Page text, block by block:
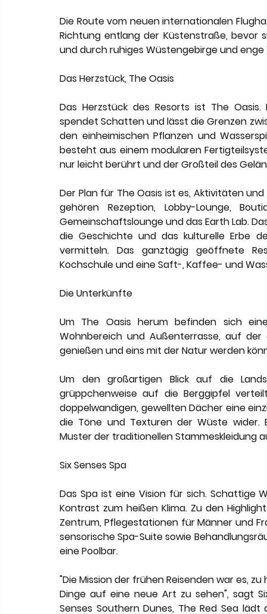
Die Route vom neuen internationalen
Richtung entlang der Küstenstraße, bevor
und durch ruhiges Wüstengebirge und enge
Das Herzstück, The Oasis
Das Herzstück des Resorts ist The
spendet Schatten und lässt die Grenzen
den einheimischen Pflanzen und
besteht aus einem modularen
nur leicht berührt und der Großteil des
Der Plan für The Oasis ist es, Aktivitäten
gehören Rezeption, Lobby-Lounge,
Gemeinschaftslounge und das Earth Lab.
die Geschichte und das kulturelle Erbe
vermitteln. Das ganztägig geöffnete
Kochschule und eine Saft-, Kaffee- und
Die Unterkünfte
Um The Oasis herum befinden sich
Wohnbereich und Außenterrasse, auf
genießen und eins mit der Natur werden
Um den großartigen Blick auf die
grüppchenweise auf die Berggipfel
doppelwandigen, gewellten Dächer eine
die Töne und Texturen der Wüste wider.
Muster der traditionellen Stammeskleidung
Six Senses Spa
Das Spa ist eine Vision für sich. Schattige
Kontrast zum heißen Klima. Zu den
Zentrum, Pflegestationen für Männer und
sensorische Spa-Suite sowie
eine Poolbar.
"Die Mission der frühen Reisenden war es,
Dinge auf eine neue Art zu sehen", sagt
Senses Southern Dunes, The Red Sea